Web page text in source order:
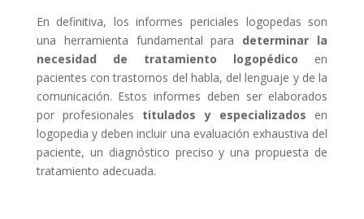
En definitiva, los informes periciales logopedas son
una herramienta fundamental para determinar la
necesidad de tratamiento logopédico en
pacientes con trastornos del habla, del lenguaje y de la
comunicación. Estos informes deben ser elaborados
por profesionales titulados y especializados en
logopedia y deben incluir una evaluación exhaustiva del
paciente, un diagnóstico preciso y una propuesta de
tratamiento adecuada.